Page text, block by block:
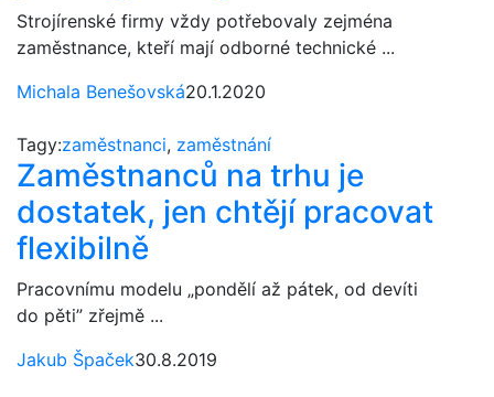
Strojírenské firmy vždy potřebovaly zejména
zaměstnance, kteří mají odborné technické ...
Michala Benešovská20.1.2020
Tagy:zaměstnanci, zaměstnání
Zaměstnanců na trhu je
dostatek, jen chtějí pracovat
flexibilně
Pracovnímu modelu „pondělí až pátek, od devíti
do pěti” zřejmě ...
Jakub Špaček30.8.2019